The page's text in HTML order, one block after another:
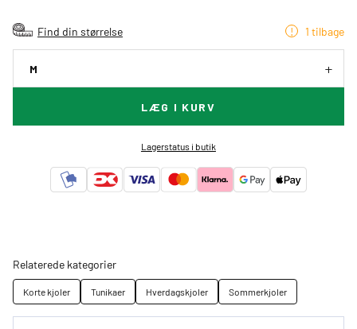
Find din størrelse 1 tilbage
M
LÆG I KURV
Lagerstatus i butik
Relaterede kategorier
Korte kjoler Tunikaer Hverdagskjoler Sommerkjoler